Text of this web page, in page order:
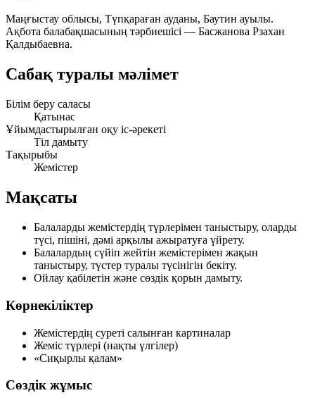
Маңғыстау облысы, Түпқараған ауданы, Баутин ауылы.
Ақбота балабақшасының тәрбиешісі — Басжанова Рзахан
Қалдыбаевна.
Сабақ туралы мәлімет
Білім беру саласы
Қатынас
Ұйымдастырылған оқу іс-әрекеті
Тіл дамыту
Тақырыбы
Жемістер
Мақсаты
Балаларды жемістердің түрлерімен таныстыру, оларды
түсі, пішіні, дәмі арқылы ажыратуға үйрету.
Балалардың сүйіп жейтін жемістерімен жақын
таныстыру, түстер туралы түсінігін бекіту.
Ойлау қабілетін және сөздік қорын дамыту.
Көрнекіліктер
Жемістердің суреті салынған картиналар
Жеміс түрлері (нақты үлгілер)
«Сиқырлы қалам»
Сөздік жұмыс